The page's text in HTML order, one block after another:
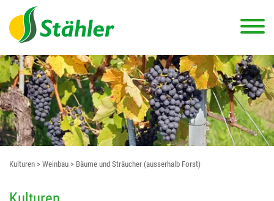
Kulturen > Weinbau > Bäume und Sträucher (ausserhalb Forst)